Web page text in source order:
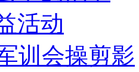
活动
训会操剪影